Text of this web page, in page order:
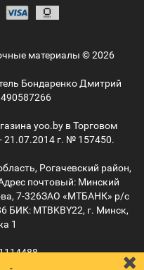
материалы © 2026
Бондаренко Дмитрий
yoo.by в Торговом
21.07.2014 г. № 157450.
Рогачевский район,
почтовый: Минский
7-326ЗАО «МТБАНК» р/с
БИК: MTBKBY22, г. Минск,
1